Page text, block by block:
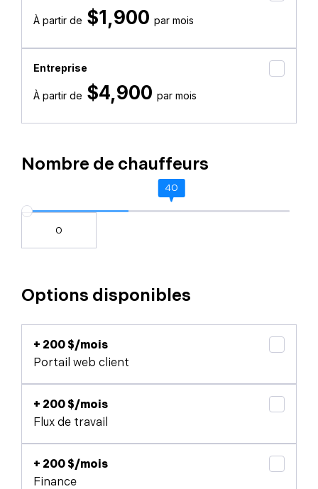
À partir de $1,900 par mois
Entreprise
À partir de $4,900 par mois
Nombre de chauffeurs
40
Options disponibles
+ 200 $/mois
Portail web client
+ 200 $/mois
Flux de travail
+ 200 $/mois
Finance